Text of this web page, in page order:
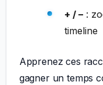
+ / –:
timeline
Apprenez ces
gagner un temps